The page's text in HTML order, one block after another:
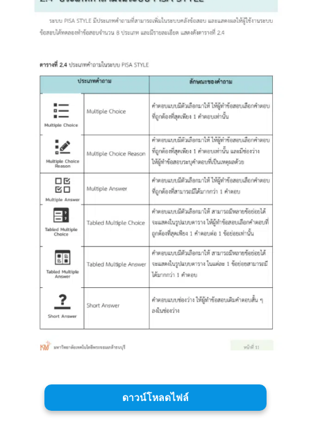
ดาวน์โหลดไฟล์